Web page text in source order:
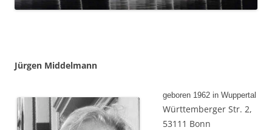
Jürgen Middelmann
geboren 1962 in Wuppertal
Württemberger Str. 2,
53111 Bonn